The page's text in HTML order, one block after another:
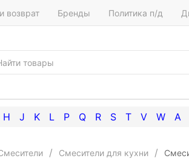
возврат Бренды Политика п/д
H J K L P Q R S T V W А
Смесители для кухни